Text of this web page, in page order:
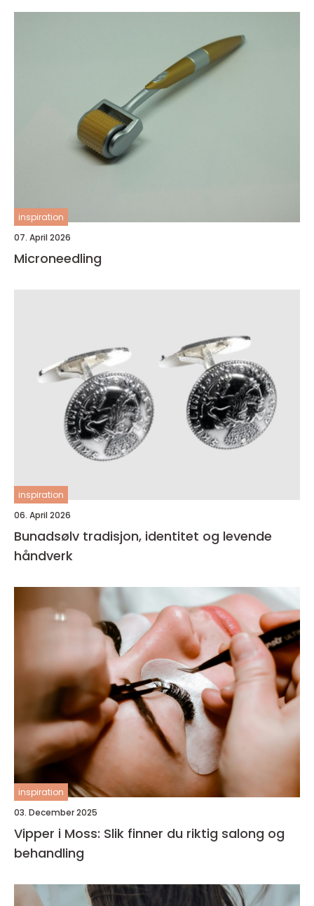
inspiration
07. April 2026
Microneedling
inspiration
06. April 2026
Bunadsølv tradisjon, identitet og levende
håndverk
inspiration
03. December 2025
Vipper i Moss: Slik finner du riktig salong og
behandling